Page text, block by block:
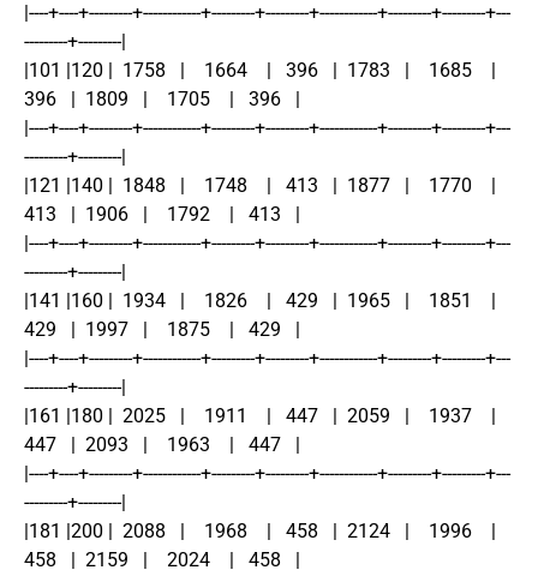
|----+----+---------+------------+---------+---------+------------+---------+---------+---
---------+---------|
|101 |120 |  1758   |    1664    |   396   |  1783   |    1685    |
396   |  1809   |    1705    |   396   |
|----+----+---------+------------+---------+---------+------------+---------+---------+---
---------+---------|
|121 |140 |  1848   |    1748    |   413   |  1877   |    1770    |
413   |  1906   |    1792    |   413   |
|----+----+---------+------------+---------+---------+------------+---------+---------+---
---------+---------|
|141 |160 |  1934   |    1826    |   429   |  1965   |    1851    |
429   |  1997   |    1875    |   429   |
|----+----+---------+------------+---------+---------+------------+---------+---------+---
---------+---------|
|161 |180 |  2025   |    1911    |   447   |  2059   |    1937    |
447   |  2093   |    1963    |   447   |
|----+----+---------+------------+---------+---------+------------+---------+---------+---
---------+---------|
|181 |200 |  2088   |    1968    |   458   |  2124   |    1996    |
458   |  2159   |    2024    |   458   |